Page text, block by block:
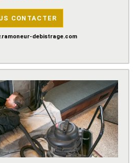
CONTACTER
debistrage.com